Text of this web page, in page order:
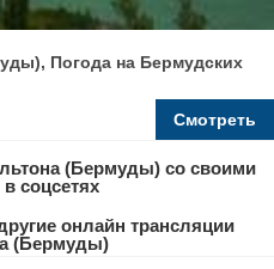
Погода на Бермудских
Смотреть
(Бермуды) со своими
соцсетях
онлайн трансляции
(Бермуды)